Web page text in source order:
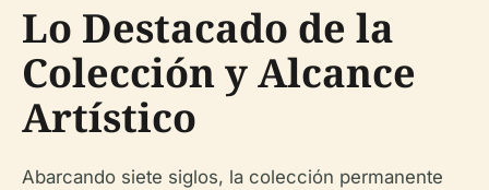
Lo Destacado de la
Colección y Alcance
Artístico
Abarcando siete siglos, la colección permanente